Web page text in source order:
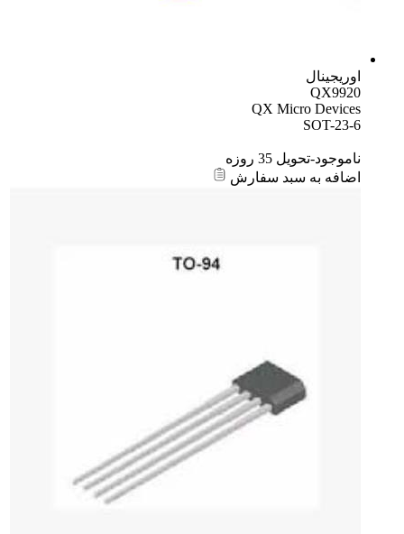
اوریجینال
QX9920
QX Micro Devices
SOT-23-6
ناموجود-تحویل 35 روزه
اضافه به سبد سفارش